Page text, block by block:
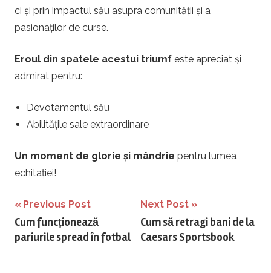
ci și prin impactul său asupra comunității și a
pasionaților de curse.
Eroul din spatele acestui triumf este apreciat și
admirat pentru:
Devotamentul său
Abilitățile sale extraordinare
Un moment de glorie și mândrie pentru lumea
echitației!
Navigare
în
Previous Post
Cum funcționează
pariurile spread în fotbal
Next Post
Cum să retragi bani de la
Caesars Sportsbook